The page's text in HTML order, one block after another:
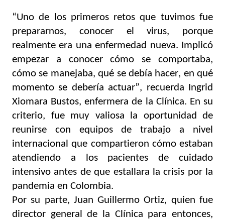
“Uno de los primeros retos que tuvimos fue
prepararnos, conocer el virus, porque
realmente era una enfermedad nueva. Implicó
empezar a conocer cómo se comportaba,
cómo se manejaba, qué se debía hacer, en qué
momento se debería actuar”, recuerda Ingrid
Xiomara Bustos, enfermera de la Clínica. En su
criterio, fue muy valiosa la oportunidad de
reunirse con equipos de trabajo a nivel
internacional que compartieron cómo estaban
atendiendo a los pacientes de cuidado
intensivo antes de que estallara la crisis por la
pandemia en Colombia.
Por su parte, Juan Guillermo Ortiz, quien fue
director general de la Clínica para entonces,